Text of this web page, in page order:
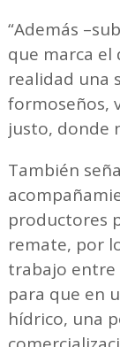
“Además
que marca el
realidad una
formoseños,
justo, donde
También
productores
remate, por
trabajo entre
para que en
hídrico, una